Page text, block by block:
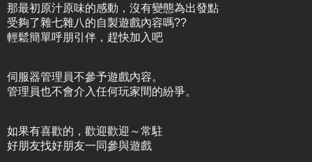
那最初原汁原味的感動，沒有變態為出發點
受夠了雜七雜八的自製遊戲內容嗎??
輕鬆簡單呼朋引伴，趕快加入吧
伺服器管理員不參予遊戲內容。
管理員也不會介入任何玩家間的紛爭。
如果有喜歡的，歡迎歡迎～常駐
好朋友找好朋友一同參與遊戲